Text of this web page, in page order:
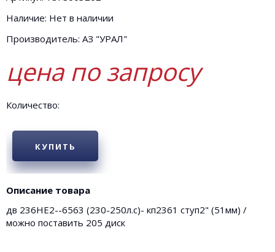
Наличие: Нет в наличии
Производитель: АЗ "УРАЛ"
цена по запросу
Количество:
КУПИТЬ
Описание товара
дв 236НЕ2--6563 (230-250л.с)- кп2361 ступ2" (51мм) /
можно поставить 205 диск